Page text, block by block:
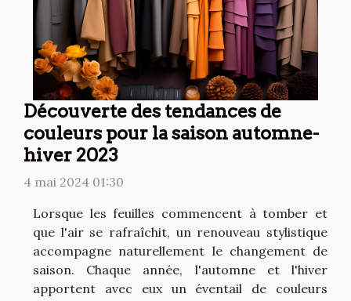
Découverte des tendances de
couleurs pour la saison automne-
hiver 2023
4 mai 2024 01:30
Lorsque les feuilles commencent à tomber et
que l'air se rafraîchit, un renouveau stylistique
accompagne naturellement le changement de
saison. Chaque année, l'automne et l'hiver
apportent avec eux un éventail de couleurs